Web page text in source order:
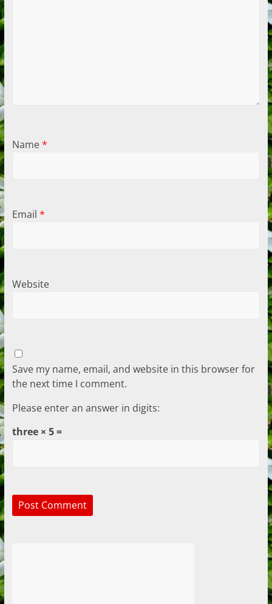
Name*
Email *
Website
Save my name, email, and website in this browser for
the next time I comment.
Please enter an answer in digits:
three × 5 =